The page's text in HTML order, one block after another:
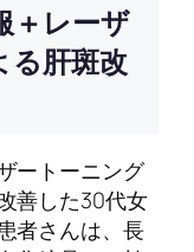
＋レーザ
る肝斑改
ートーニング
善した30代女
者さんは、長